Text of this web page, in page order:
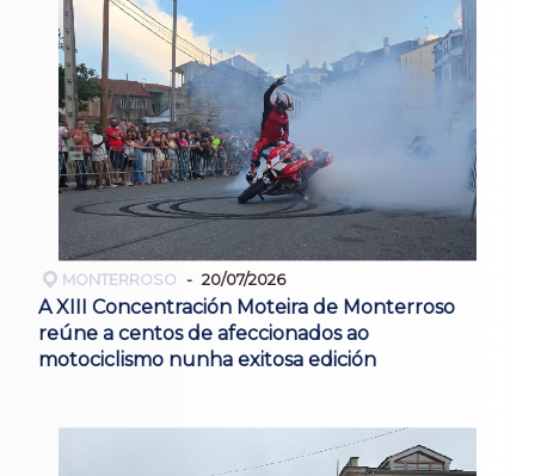
MONTERROSO 20/07/2026
A XIII Concentración Moteira de Monterroso
reúne a centos de afeccionados ao
motociclismo nunha exitosa edición